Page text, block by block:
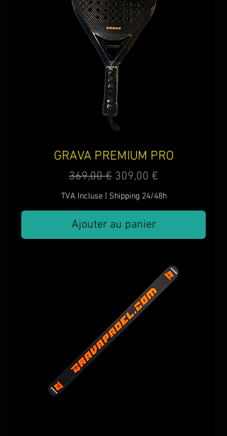
GRAVA PREMIUM PRO
Prix original
369,00 € Prix promotionnel
309,00 €
TVA Incluse| Shipping 24/48h
Ajouter au panier